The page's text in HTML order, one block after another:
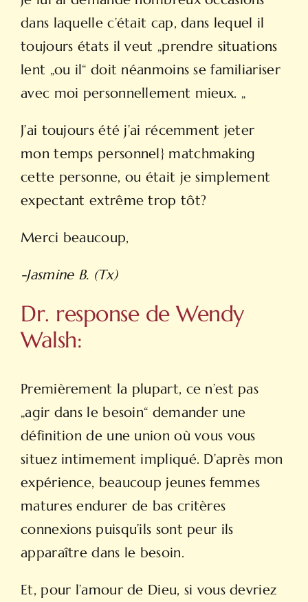
dans laquelle c’était cap, dans lequel il
toujours états il veut „prendre situations
lent „ou il“ doit néanmoins se familiariser
avec moi personnellement mieux. „
J’ai toujours été j’ai récemment jeter
mon temps personnel} matchmaking
cette personne, ou était je simplement
expectant extrême trop tôt?
Merci beaucoup,
-Jasmine B. (Tx)
Dr. response de Wendy
Walsh:
Premièrement la plupart, ce n’est pas
„agir dans le besoin“ demander une
définition de une union où vous vous
situez intimement impliqué. D’après mon
expérience, beaucoup jeunesfemmes
matures endurer de bas critères
connexions puisqu’ils sont peur ils
apparaître dans le besoin.
Et, pour l’amour de Dieu, si vous devriez